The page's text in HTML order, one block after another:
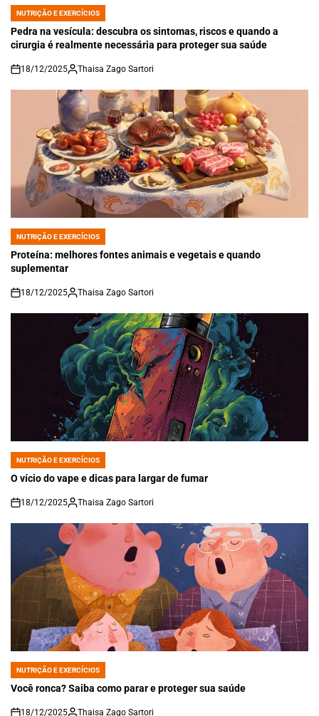
POSTED
IN
NUTRIÇÃO E EXERCÍCIOS
Pedra na vesícula: descubra os sintomas, riscos e quando a
cirurgia é realmente necessária para proteger sua saúde
on
18/12/2025 Thaisa Zago Sartori
POSTED
IN
NUTRIÇÃO E EXERCÍCIOS
Proteína: melhores fontes animais e vegetais e quando
suplementar
on
18/12/2025 Thaisa Zago Sartori
POSTED
IN
NUTRIÇÃO E EXERCÍCIOS
O vício do vape e dicas para largar de fumar
on
18/12/2025 Thaisa Zago Sartori
POSTED
IN
NUTRIÇÃO E EXERCÍCIOS
Você ronca? Saiba como parar e proteger sua saúde
18/12/2025 Thaisa Zago Sartori